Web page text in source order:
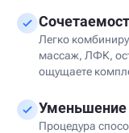
Легко
массаж, ЛФК,
ощущаете
Уменьшение
Процедура